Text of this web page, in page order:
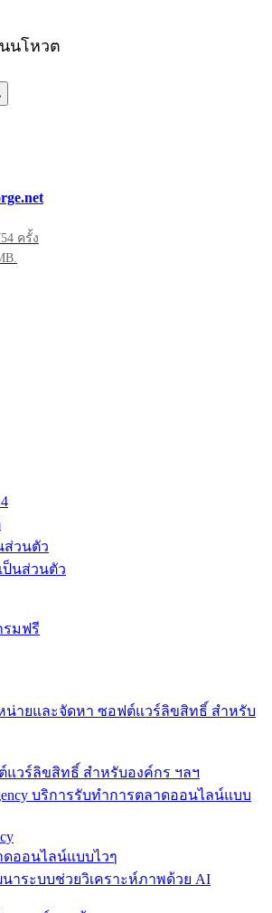
นโหวต
ครั้ง
4
ส่วนตัว
ป็นส่วนตัว
แวร์ลิขสิทธิ์ สำหรับองค์กร ฯลฯ
ออนไลน์แบบไวๆ